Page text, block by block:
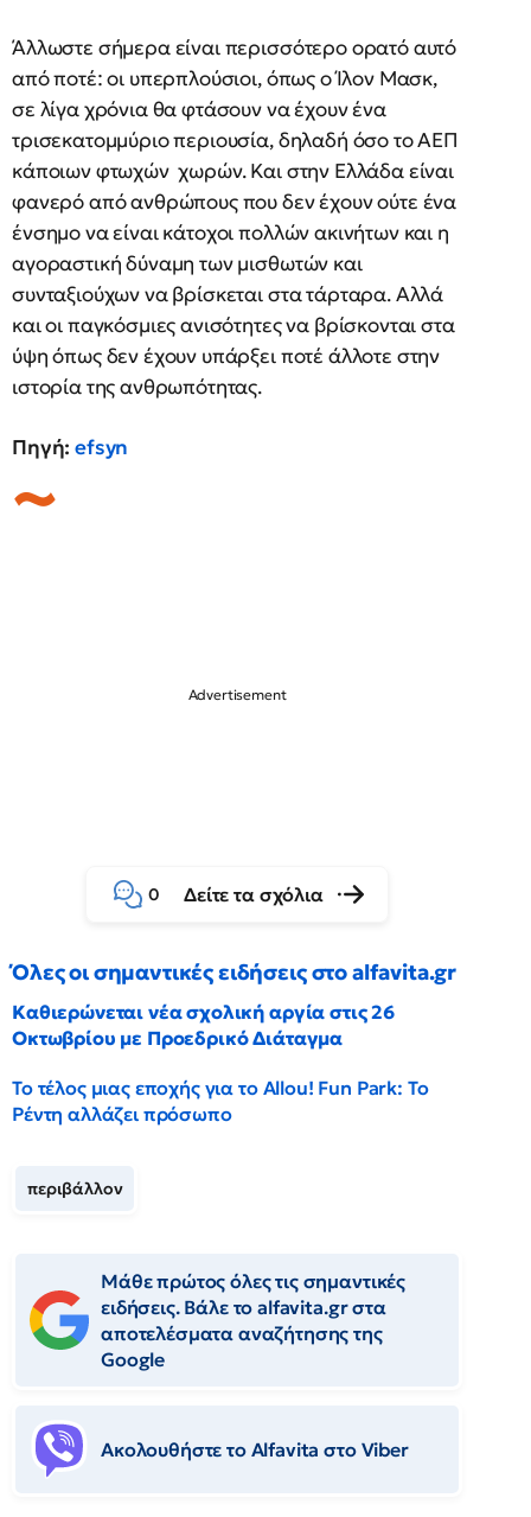
Άλλωστε σήμερα είναι περισσότερο ορατό αυτό
από ποτέ: οι υπερπλούσιοι, όπως ο Ίλον Μασκ,
σε λίγα χρόνια θα φτάσουν να έχουν ένα
τρισεκατομμύριο περιουσία, δηλαδή όσο το ΑΕΠ
κάποιων φτωχών χωρών. Και στην Ελλάδα είναι
φανερό από ανθρώπους που δεν έχουν ούτε ένα
ένσημο να είναι κάτοχοι πολλών ακινήτων και η
αγοραστική δύναμη των μισθωτών και
συνταξιούχων να βρίσκεται στα τάρταρα. Αλλά
και οι παγκόσμιες ανισότητες να βρίσκονται στα
ύψη όπως δεν έχουν υπάρξει ποτέ άλλοτε στην
ιστορία της ανθρωπότητας.
Πηγή:efsyn
0 Δείτε τα σχόλια
Όλες οι σημαντικές ειδήσεις στο alfavita.gr
Καθιερώνεται νέα σχολική αργία στις 26
Οκτωβρίου με Προεδρικό Διάταγμα
Το τέλος μιας εποχής για το Allou! Fun Park: Το
Ρέντη αλλάζει πρόσωπο
περιβάλλον
Μάθε πρώτος όλες τις σημαντικές
ειδήσεις. Βάλε το alfavita.gr στα
αποτελέσματα αναζήτησης της
Google
Ακολουθήστε το Αlfavita στο Viber